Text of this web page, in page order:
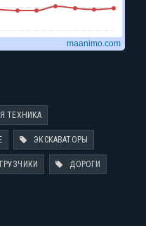
ТЕХНИКА
ЭКСКАВАТОРЫ
ДОРОГИ